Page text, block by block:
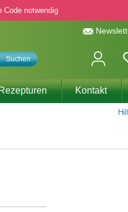
Code notwendig
Suchen
Kontakt